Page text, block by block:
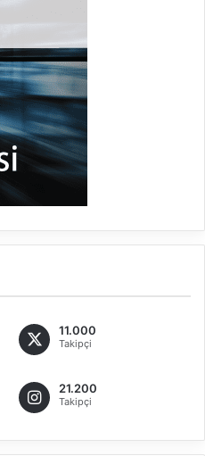
11.000
Takipçi
21.200
Takipçi